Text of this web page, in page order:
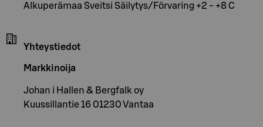
Alkuperämaa Sveitsi Säilytys/Förvaring +2 - +8 C
Yhteystiedot
Markkinoija
Johan i Hallen & Bergfalk oy
Kuussillantie 16 01230 Vantaa